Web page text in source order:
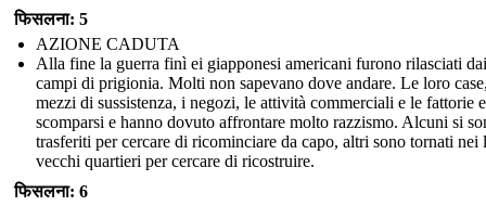
फिसलना: 5
AZIONE CADUTA
Alla fine la guerra finì ei giapponesi americani furono rilasciati dai
campi di prigionia. Molti non sapevano dove andare. Le loro
mezzi di sussistenza, i negozi, le attività commerciali e le fattorie
scomparsi e hanno dovuto affrontare molto razzismo. Alcuni si
trasferiti per cercare di ricominciare da capo, altri sono tornati nei
vecchi quartieri per cercare di ricostruire.
फिसलना: 6